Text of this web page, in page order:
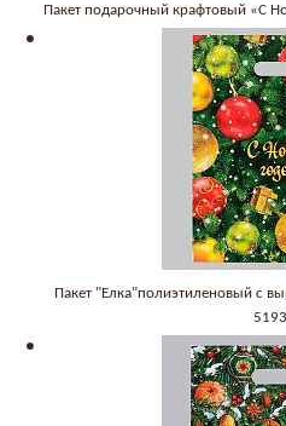
Пакет подарочный крафтовый «С
Пакет "Елка"полиэтиленовый с